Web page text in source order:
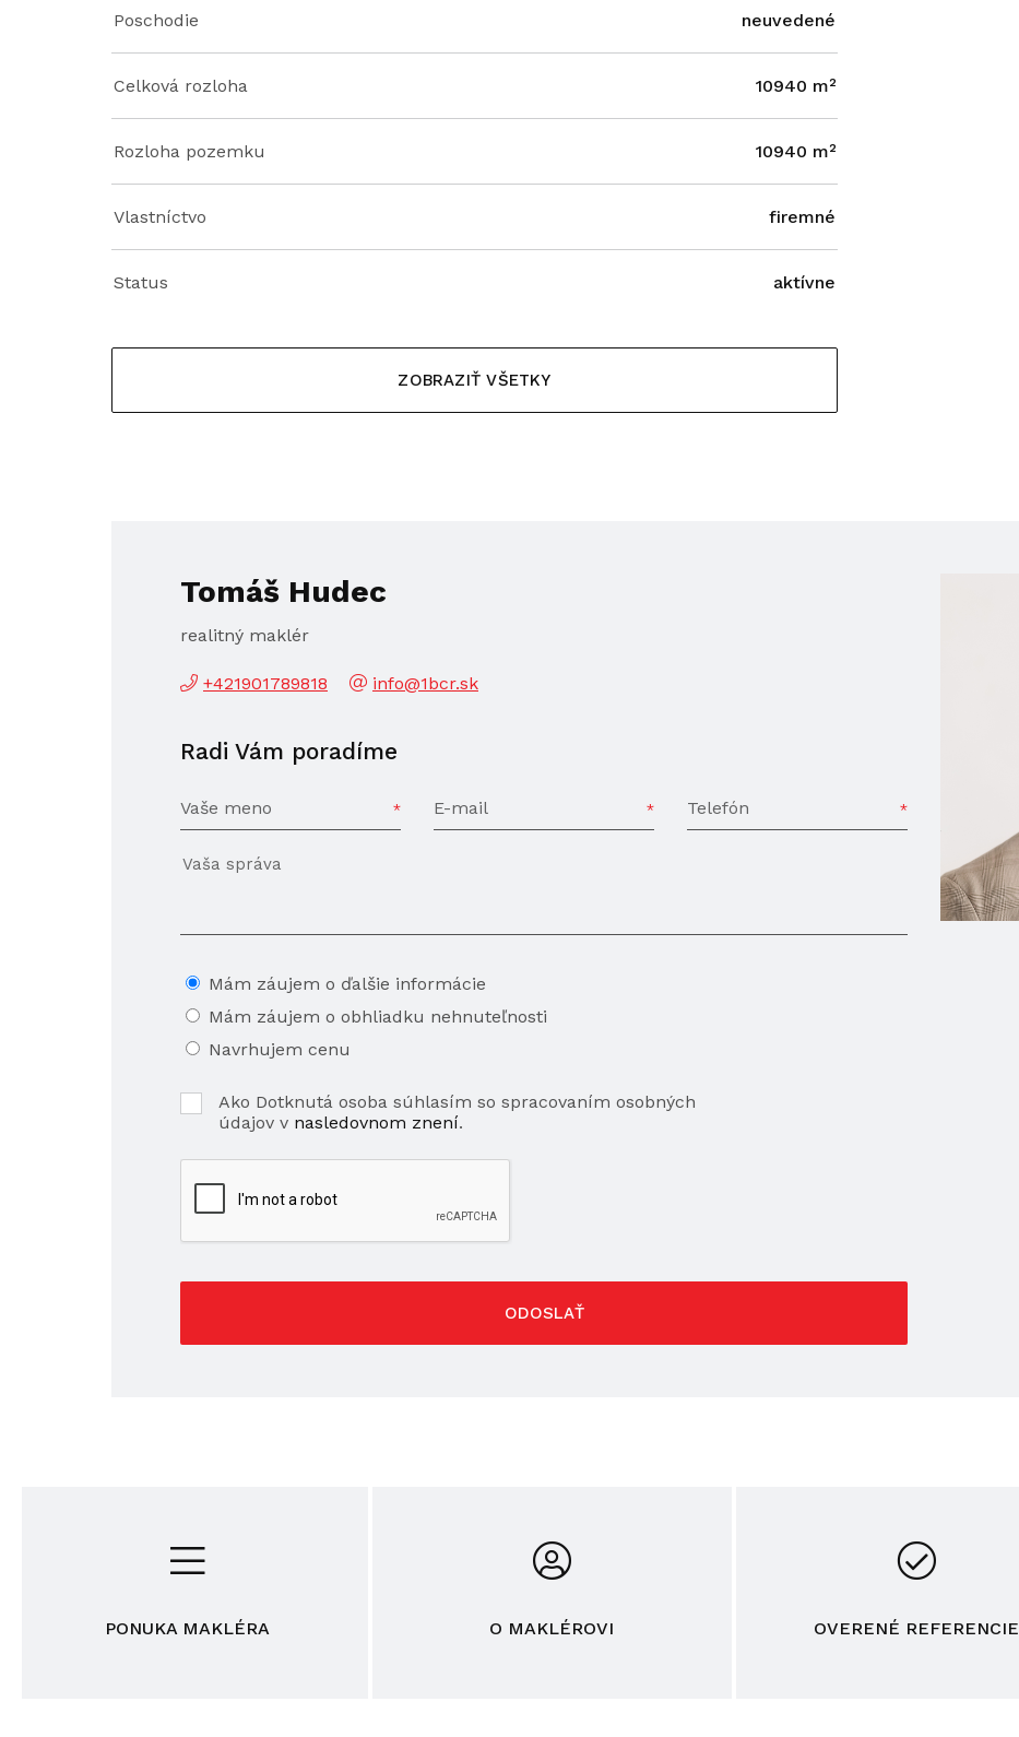
Poschodie neuvedené
Celková rozloha 10940 m²
Rozloha pozemku 10940 m²
Vlastníctvo firemné
Status aktívne
ZOBRAZIŤ VŠETKY
Tomáš Hudec
realitný maklér
+421901789818 info@1bcr.sk
Radi Vám poradíme
Vaše meno E-mail Telefón
Mám záujem o ďalšie informácie
Mám záujem o obhliadku nehnuteľnosti
Navrhujem cenu
Ako Dotknutá osoba súhlasím so spracovaním osobných
údajov v nasledovnom znení.
ODOSLAŤ
PONUKA MAKLÉRA O MAKLÉROVI OVERENÉ REFERENCIE